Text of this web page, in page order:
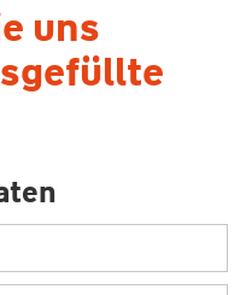
uns